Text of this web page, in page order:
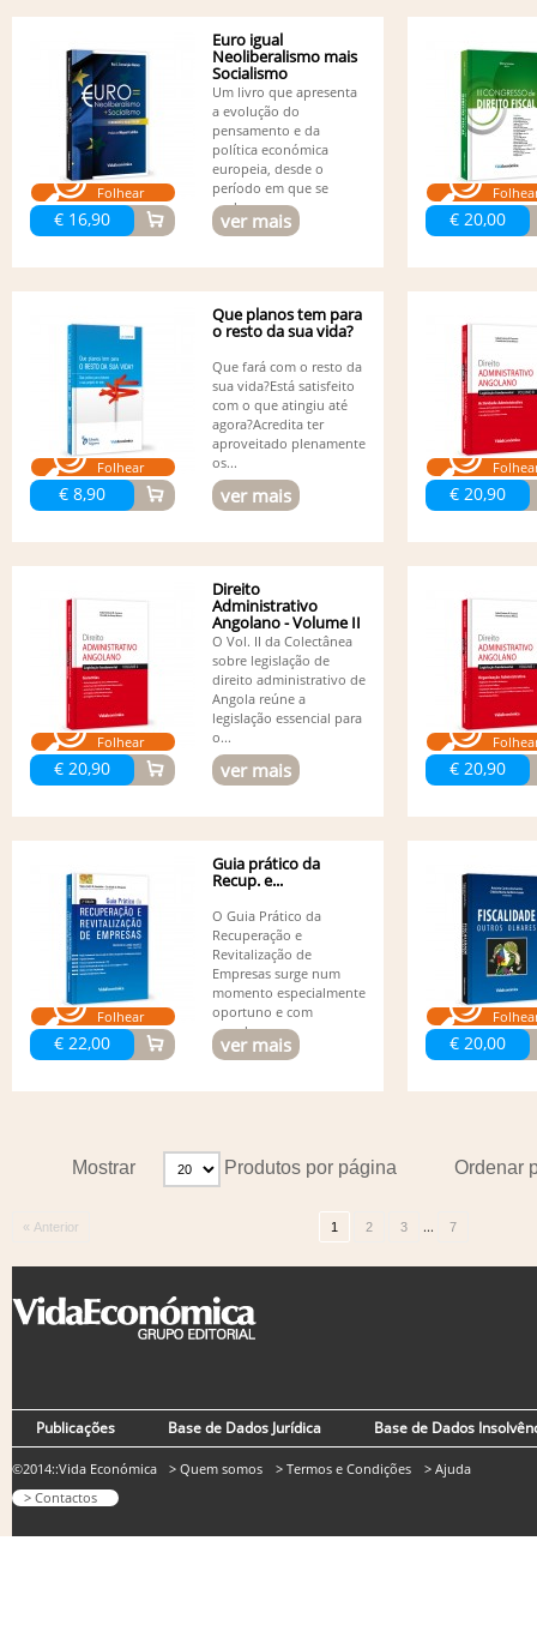
Folhear
€ 16,90
Euro igual
Neoliberalismo mais
Socialismo
Um livro que apresenta
a evolução do
pensamento e da
política económica
europeia, desde o
período em que se
pode...
ver mais € 20,00
Folhear
€ 8,90
Que planos tem para
o resto da sua vida?
Que fará com o resto da
sua vida?Está satisfeito
com o que atingiu até
agora?Acredita ter
aproveitado plenamente
os...
ver mais € 20,90
Folhear
€ 20,90
Direito
Administrativo
Angolano - Volume II
- Garantias
O Vol. II da Colectânea
sobre legislação de
direito administrativo de
Angola reúne a
legislação essencial para
o...
ver mais € 20,90
Folhear
€ 22,00
Guia prático da
Recup. e...
O Guia Prático da
Recuperação e
Revitalização de
Empresas surge num
momento especialmente
oportuno e com
grande...
ver mais € 20,00
Ordenar
Mostrar Produtos por página
« Anterior 1 2 3 ... 7
Publicações Base de Dados Jurídica Base de Dados
©2014::Vida Económica
> Contactos
> Quem somos > Termos e Condições > Ajuda